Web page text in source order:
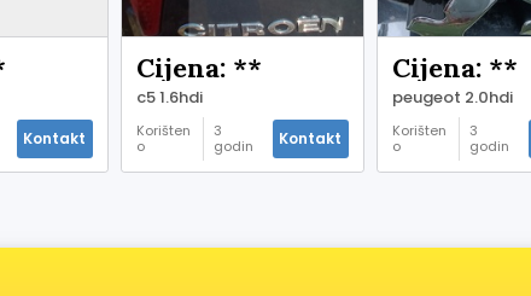
Kontakt
Cijena: **
c5 1.6hdi
Korišten
o
3
godin
Kontakt
Cijena: **
peugeot 2.0hdi
Korišten
o
3
godin